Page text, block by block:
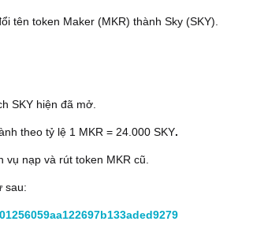
tên token Maker (MKR) thành Sky (SKY).
SKY hiện đã mở.
theo tỷ lệ 1 MKR = 24.000 SKY.
nạp và rút token MKR cũ.
sau: